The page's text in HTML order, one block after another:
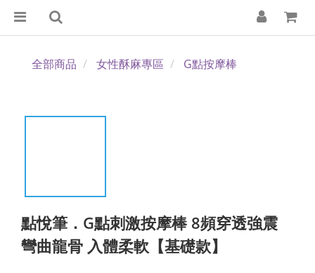
全部商品 女性酥麻專區 G點按摩棒
點悅筆．G點刺激按摩棒 8頻穿透強震
彎曲龍骨 入體柔軟【基礎款】